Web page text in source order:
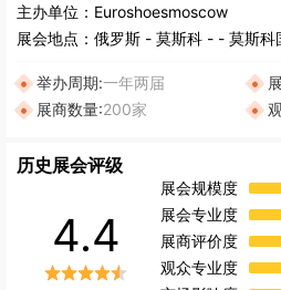
主办单位： Euroshoesmoscow
展会地点： 俄罗斯 - 莫斯科 - - 莫斯科
举办周期:一年两届
展商数量:200家
历史展会评级
4.4
展会规模度
展会专业度
展商评价度
观众专业度